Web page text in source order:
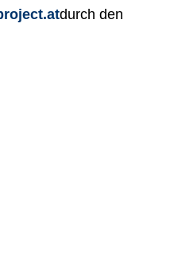
durch den